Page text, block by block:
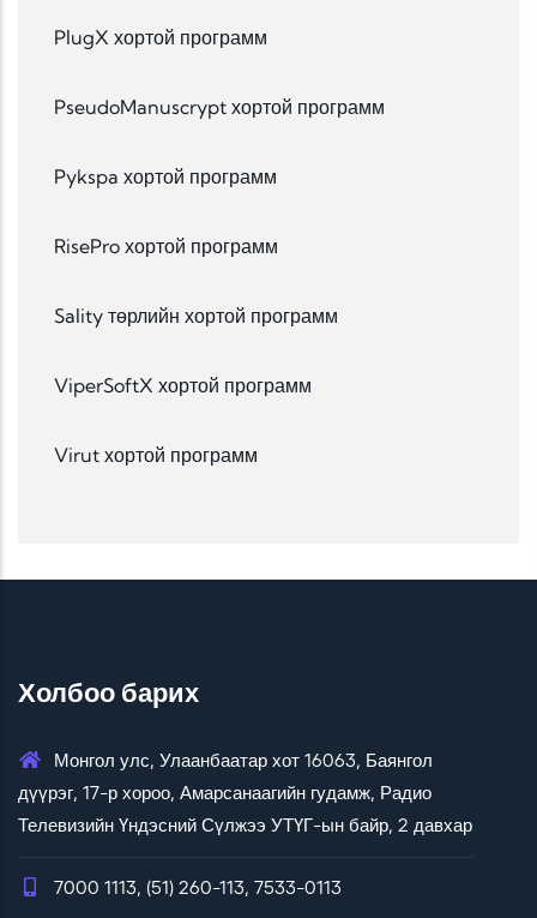
PlugX хортой программ
PseudoManuscrypt хортой программ
Pykspa хортой программ
RisePro хортой программ
Sality төрлийн хортой программ
ViperSoftX хортой программ
Virut хортой программ
Холбоо барих
Монгол улс, Улаанбаатар хот 16063, Баянгол
дүүрэг, 17-р хороо, Амарсанаагийн гудамж, Радио
Телевизийн Үндэсний Сүлжээ УТҮГ-ын байр, 2 давхар
7000 1113, (51) 260-113, 7533-0113